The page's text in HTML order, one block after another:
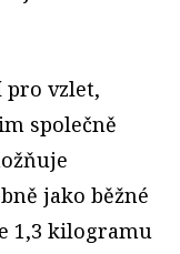
vzlet,
společně
jako běžné
1,3 kilogramu